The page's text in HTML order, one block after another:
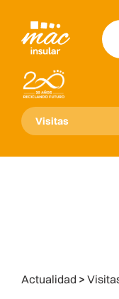
Visitas
Actualidad >